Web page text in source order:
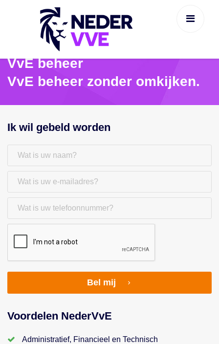
VvE beheer
VvE beheer zonder omkijken.
Voordelen NederVvE
Administratief, Financieel en Technisch
Ik wil gebeld worden
Bel mij